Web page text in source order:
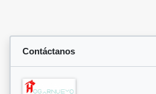
Contáctanos